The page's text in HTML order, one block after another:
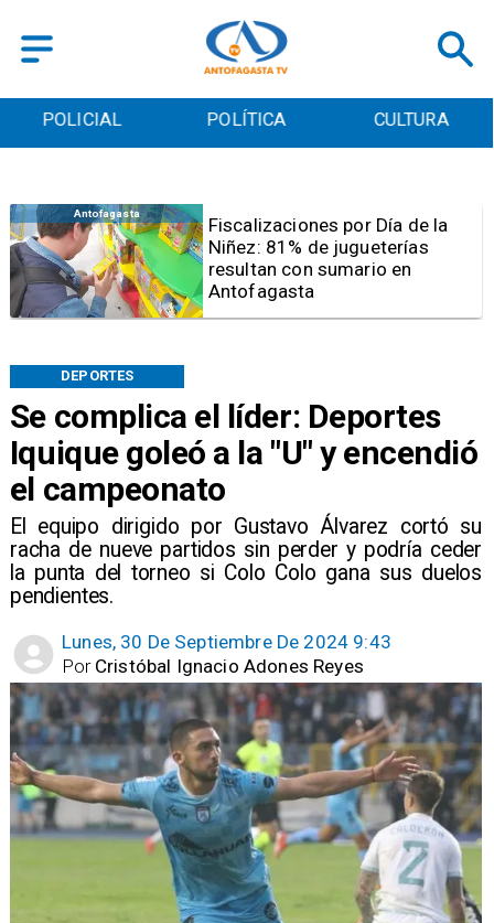
POLICIAL POLÍTICA CULTURA
Se complica el líder: Deportes
Iquique goleó a la "U" y encendió
el campeonato
​El equipo dirigido por Gustavo Álvarez cortó su
racha de nueve partidos sin perder y podría ceder
la punta del torneo si Colo Colo gana sus duelos
pendientes.
DEPORTES
Lunes, 30 De Septiembre De 2024 9:43
Cristóbal Ignacio Adones Reyes
Por
Antofagasta
Tribunal frena opción de pena
mixta para Karen Rojo por ahora